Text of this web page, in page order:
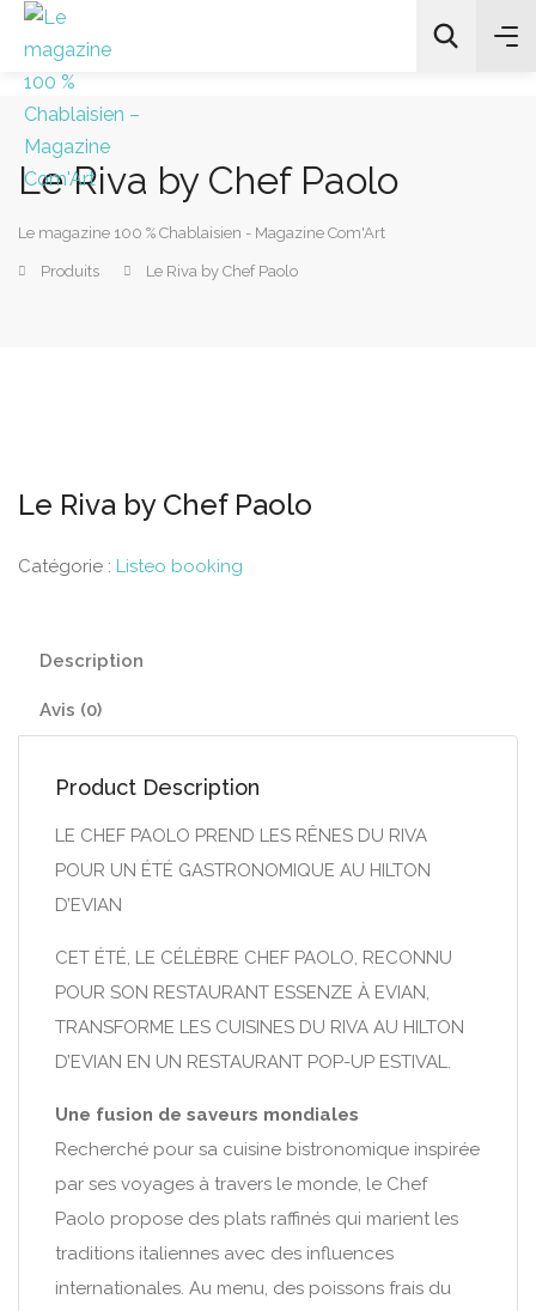
All Categories
Le Riva by Chef Paolo
Le magazine 100 % Chablaisien - Magazine Com'Art
Produits Le Riva by Chef Paolo
Le Riva by Chef Paolo
Catégorie : Listeo booking
Description
Avis (0)
Product Description
LE CHEF PAOLO PREND LES RÊNES DU RIVA
POUR UN ÉTÉ GASTRONOMIQUE AU HILTON
D’EVIAN
CET ÉTÉ, LE CÉLÈBRE CHEF PAOLO, RECONNU
POUR SON RESTAURANT ESSENZE À EVIAN,
TRANSFORME LES CUISINES DU RIVA AU HILTON
D’EVIAN EN UN RESTAURANT POP-UP ESTIVAL.
Une fusion de saveurs mondiales
Recherché pour sa cuisine bistronomique inspirée
par ses voyages à travers le monde, le Chef
Paolo propose des plats raffinés qui marient les
traditions italiennes avec des influences
internationales. Au menu, des poissons frais du